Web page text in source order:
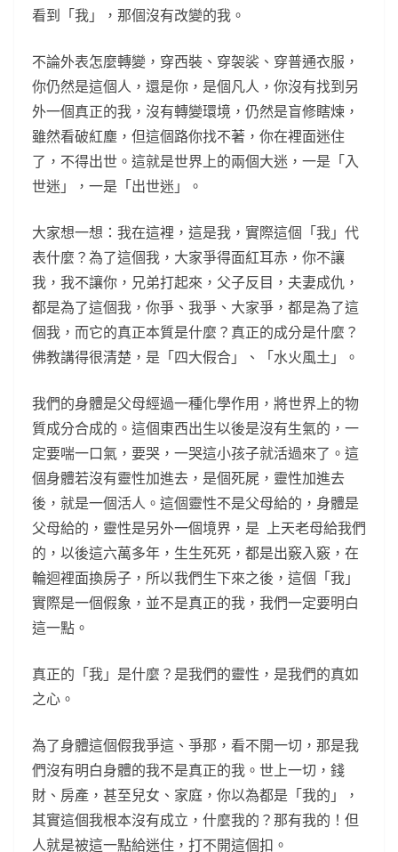
看到「我」，那個沒有改變的我。
不論外表怎麼轉變，穿西裝、穿袈裟、穿普通衣服，
你仍然是這個人，還是你，是個凡人，你沒有找到另
外一個真正的我，沒有轉變環境，仍然是盲修瞎煉，
雖然看破紅塵，但這個路你找不著，你在裡面迷住
了，不得出世。這就是世界上的兩個大迷，一是「入
世迷」，一是「出世迷」。
大家想一想：我在這裡，這是我，實際這個「我」代
表什麼？為了這個我，大家爭得面紅耳赤，你不讓
我，我不讓你，兄弟打起來，父子反目，夫妻成仇，
都是為了這個我，你爭、我爭、大家爭，都是為了這
個我，而它的真正本質是什麼？真正的成分是什麼？
佛教講得很清楚，是「四大假合」、「水火風土」。
我們的身體是父母經過一種化學作用，將世界上的物
質成分合成的。這個東西出生以後是沒有生氣的，一
定要喘一口氣，要哭，一哭這小孩子就活過來了。這
個身體若沒有靈性加進去，是個死屍，靈性加進去
後，就是一個活人。這個靈性不是父母給的，身體是
父母給的，靈性是另外一個境界，是 上天老母給我們
的，以後這六萬多年，生生死死，都是出竅入竅，在
輪迴裡面換房子，所以我們生下來之後，這個「我」
實際是一個假象，並不是真正的我，我們一定要明白
這一點。
真正的「我」是什麼？是我們的靈性，是我們的真如
之心。
為了身體這個假我爭這、爭那，看不開一切，那是我
們沒有明白身體的我不是真正的我。世上一切，錢
財、房產，甚至兒女、家庭，你以為都是「我的」，
其實這個我根本沒有成立，什麼我的？那有我的！但
人就是被這一點給迷住，打不開這個扣。